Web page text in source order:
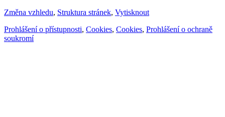
Změna vzhledu, Struktura stránek, Vytisknout
Prohlášení o přístupnosti, Cookies, Cookies, Prohlášení o ochraně
soukromí